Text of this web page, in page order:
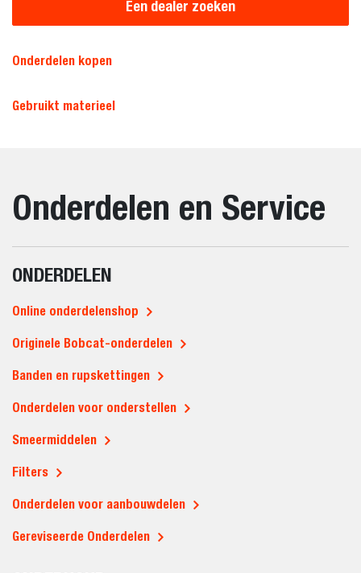
Een dealer zoeken
Onderdelen kopen
Gebruikt materieel
Onderdelen en Service
ONDERDELEN
Online onderdelenshop
Originele Bobcat-onderdelen
Banden en rupskettingen
Onderdelen voor onderstellen
Smeermiddelen
Filters
Onderdelen voor aanbouwdelen
Gereviseerde Onderdelen